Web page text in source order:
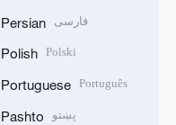
Persian فارسی
Polish Polski
Portuguese Português
Pashto پښتو